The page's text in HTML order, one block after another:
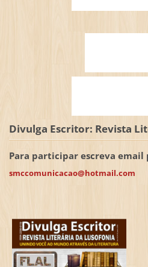
Divulga Escritor: Revista
Para participar escreva email
smccomunicacao@hotmail.com